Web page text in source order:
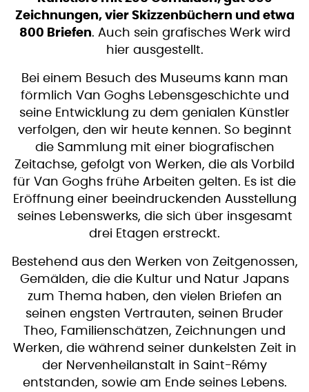
Zeichnungen, vier Skizzenbüchern und etwa
800 Briefen. Auch sein grafisches Werk wird
hier ausgestellt.
Bei einem Besuch des Museums kann man
förmlich Van Goghs Lebensgeschichte und
seine Entwicklung zu dem genialen Künstler
verfolgen, den wir heute kennen. So beginnt
die Sammlung mit einer biografischen
Zeitachse, gefolgt von Werken, die als Vorbild
für Van Goghs frühe Arbeiten gelten. Es ist die
Eröffnung einer beeindruckenden Ausstellung
seines Lebenswerks, die sich über insgesamt
drei Etagen erstreckt.
Bestehend aus den Werken von Zeitgenossen,
Gemälden, die die Kultur und Natur Japans
zum Thema haben, den vielen Briefen an
seinen engsten Vertrauten, seinen Bruder
Theo, Familienschätzen, Zeichnungen und
Werken, die während seiner dunkelsten Zeit in
der Nervenheilanstalt in Saint-Rémy
entstanden, sowie am Ende seines Lebens.